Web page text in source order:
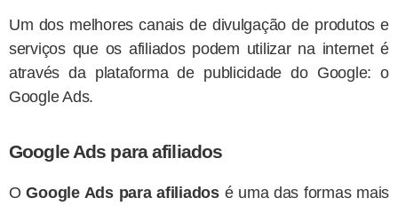
Um dos melhores canais de divulgação de produtos e
serviços que os afiliados podem utilizar na internet é
através da plataforma de publicidade do Google: o
Google Ads.
Google Ads para afiliados
OGoogle Ads para afiliadosé uma das formas mais